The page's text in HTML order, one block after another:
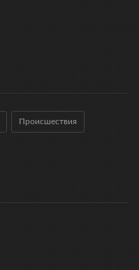
Происшествия